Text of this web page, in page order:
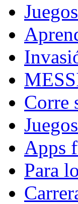
Corre
Apps
Para